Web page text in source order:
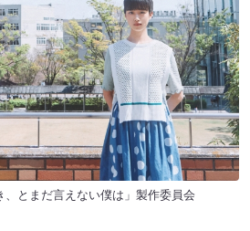
とまだ言えない僕は」製作委員会